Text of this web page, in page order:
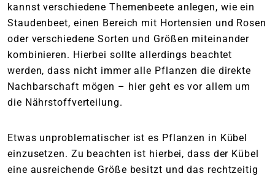
kannst verschiedene Themenbeete anlegen, wie ein
Staudenbeet, einen Bereich mit Hortensien und Rosen
oder verschiedene Sorten und Größen miteinander
kombinieren. Hierbei sollte allerdings beachtet
werden, dass nicht immer alle Pflanzen die direkte
Nachbarschaft mögen – hier geht es vor allem um
die Nährstoffverteilung.
Etwas unproblematischer ist es Pflanzen in Kübel
einzusetzen. Zu beachten ist hierbei, dass der Kübel
eine ausreichende Größe besitzt und das rechtzeitig